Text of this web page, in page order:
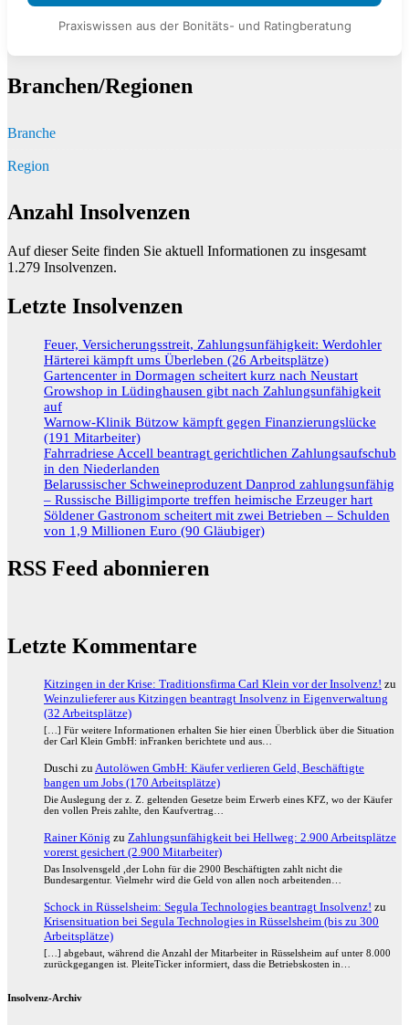
Praxiswissen aus der Bonitäts- und Ratingberatung
Branchen/Regionen
Branche
Region
Anzahl Insolvenzen
Auf dieser Seite finden Sie aktuell Informationen zu insgesamt
1.279 Insolvenzen.
Letzte Insolvenzen
Feuer, Versicherungsstreit, Zahlungsunfähigkeit: Werdohler
Härterei kämpft ums Überleben (26 Arbeitsplätze)
Gartencenter in Dormagen scheitert kurz nach Neustart
Growshop in Lüdinghausen gibt nach Zahlungsunfähigkeit
auf
Warnow-Klinik Bützow kämpft gegen Finanzierungslücke
(191 Mitarbeiter)
Fahrradriese Accell beantragt gerichtlichen Zahlungsaufschub
in den Niederlanden
Belarussischer Schweineproduzent Danprod zahlungsunfähig
– Russische Billigimporte treffen heimische Erzeuger hart
Söldener Gastronom scheitert mit zwei Betrieben – Schulden
von 1,9 Millionen Euro (90 Gläubiger)
RSS Feed abonnieren
Letzte Kommentare
Kitzingen in der Krise: Traditionsfirma Carl Klein vor der Insolvenz! zu
Weinzulieferer aus Kitzingen beantragt Insolvenz in Eigenverwaltung
(32 Arbeitsplätze)
[…] Für weitere Informationen erhalten Sie hier einen Überblick über die Situation
der Carl Klein GmbH: inFranken berichtete und aus…
Duschi zuAutolöwen GmbH: Käufer verlieren Geld, Beschäftigte
bangen um Jobs (170 Arbeitsplätze)
Die Auslegung der z. Z. geltenden Gesetze beim Erwerb eines KFZ, wo der Käufer
den vollen Preis zahlte, den Kaufvertrag…
Rainer König zu Zahlungsunfähigkeit bei Hellweg: 2.900 Arbeitsplätze
vorerst gesichert (2.900 Mitarbeiter)
Das Insolvensgeld ,der Lohn für die 2900 Beschäftigten zahlt nicht die
Bundesargentur. Vielmehr wird die Geld von allen noch arbeitenden…
Schock in Rüsselsheim: Segula Technologies beantragt Insolvenz! zu
Krisensituation bei Segula Technologies in Rüsselsheim (bis zu 300
Arbeitsplätze)
[…] abgebaut, während die Anzahl der Mitarbeiter in Rüsselsheim auf unter 8.000
zurückgegangen ist. PleiteTicker informiert, dass die Betriebskosten in…
Insolvenz-Archiv